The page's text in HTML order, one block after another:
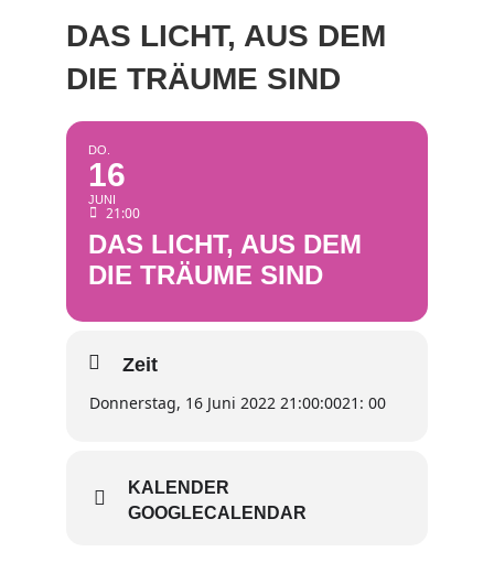
DAS LICHT, AUS DEM
DIE TRÄUME SIND
DO.
16
JUNI
21:00
DAS LICHT, AUS DEM
DIE TRÄUME SIND
Zeit
Donnerstag, 16 Juni 2022 21:00:0021: 00
KALENDER
GOOGLECALENDAR